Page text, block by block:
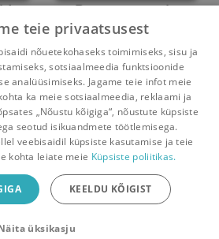
Draamateooria
probleeme
Luule Epner
Umbes 7 aastattagasi
Sõnumid Teated Konto
mobiiliäpp
veelgi mugavamalt!
teie privaatsusest
nõuetekohaseks toimimiseks, sisu ja
sotsiaalmeedia funktsioonide
analüüsimiseks. Jagame teie infot meie
ka meie sotsiaalmeedia, reklaami ja
„Nõustu kõigiga“, nõustute küpsiste
seotud isikuandmete töötlemisega.
veebisaidil küpsiste kasutamise ja teie
kohta leiate meie Küpsiste poliitikas.
KEELDU KÕIGIST
üksikasju